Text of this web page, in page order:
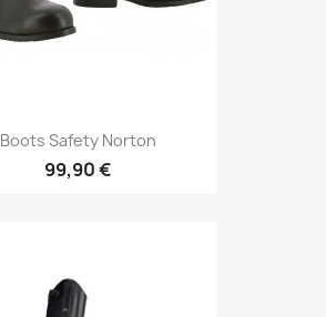
Boots Safety Norton
99,90 €